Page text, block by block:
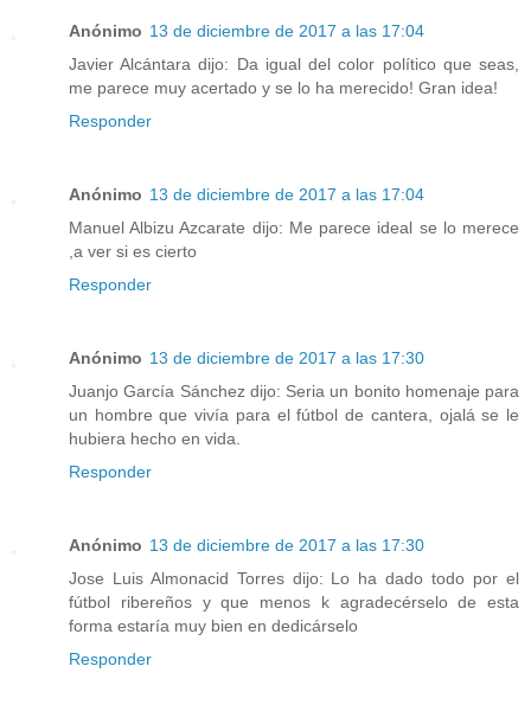
Anónimo 13 de diciembre de 2017 a las 17:04
Javier Alcántara dijo: Da igual del color político que seas,
me parece muy acertado y se lo ha merecido! Gran idea!
Responder
Anónimo 13 de diciembre de 2017 a las 17:04
Manuel Albizu Azcarate dijo: Me parece ideal se lo merece
,a ver si es cierto
Responder
Anónimo 13 de diciembre de 2017 a las 17:30
Juanjo García Sánchez dijo: Seria un bonito homenaje para
un hombre que vivía para el fútbol de cantera, ojalá se le
hubiera hecho en vida.
Responder
Anónimo 13 de diciembre de 2017 a las 17:30
Jose Luis Almonacid Torres dijo: Lo ha dado todo por el
fútbol ribereños y que menos k agradecérselo de esta
forma estaría muy bien en dedicárselo
Responder